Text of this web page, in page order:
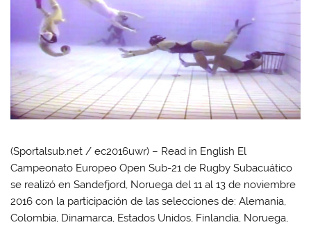
(Sportalsub.net / ec2016uwr) – Read in English El
Campeonato Europeo Open Sub-21 de Rugby Subacuático
se realizó en Sandefjord, Noruega del 11 al 13 de noviembre
2016 con la participación de las selecciones de: Alemania,
Colombia, Dinamarca, Estados Unidos, Finlandia, Noruega,